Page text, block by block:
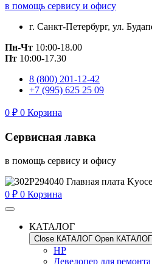
в помощь сервису и офису
г. Санкт-Петербург, ул.
Пн-Чт 10:00-18.00
Пт 10:00-17.30
8 (800) 201-12-42
+7 (995) 625 25 09
0 ₽ 0 Корзина
Сервисная лавка
в помощь сервису и офису
0 ₽ 0 Корзина
КАТАЛОГ
Close КАТАЛОГ Open КАТАЛОГ
HP
Девелопер для ремонта